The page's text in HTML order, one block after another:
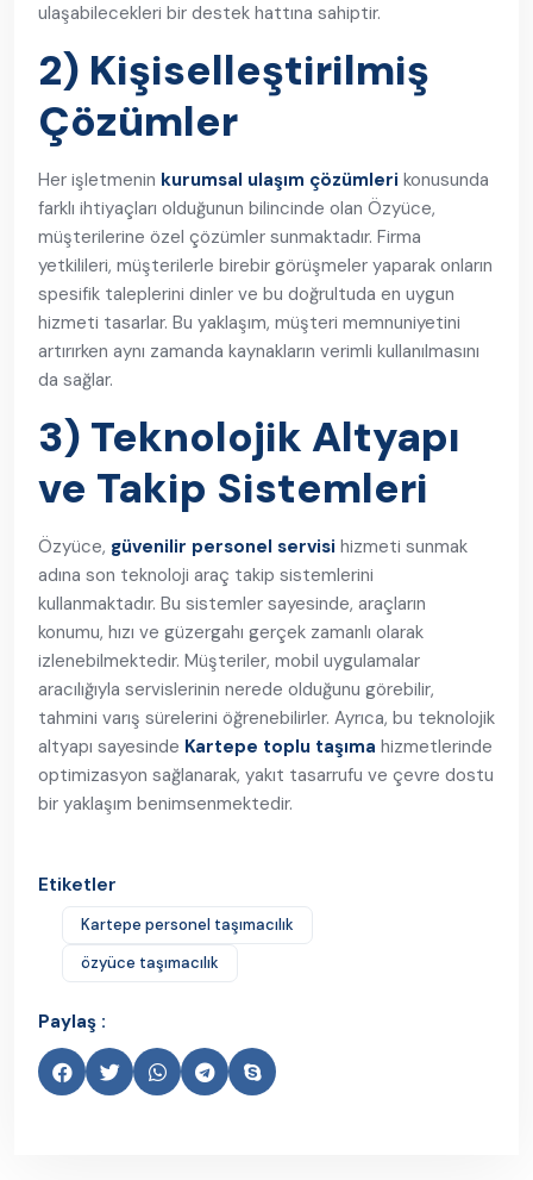
ulaşabilecekleri bir destek hattına sahiptir.
2) Kişiselleştirilmiş
Çözümler
Her işletmenin kurumsal ulaşım çözümleri konusunda
farklı ihtiyaçları olduğunun bilincinde olan Özyüce,
müşterilerine özel çözümler sunmaktadır. Firma
yetkilileri, müşterilerle birebir görüşmeler yaparak onların
spesifik taleplerini dinler ve bu doğrultuda en uygun
hizmeti tasarlar. Bu yaklaşım, müşteri memnuniyetini
artırırken aynı zamanda kaynakların verimli kullanılmasını
da sağlar.
3) Teknolojik Altyapı
ve Takip Sistemleri
Özyüce, güvenilir personel servisi hizmeti sunmak
adına son teknoloji araç takip sistemlerini
kullanmaktadır. Bu sistemler sayesinde, araçların
konumu, hızı ve güzergahı gerçek zamanlı olarak
izlenebilmektedir. Müşteriler, mobil uygulamalar
aracılığıyla servislerinin nerede olduğunu görebilir,
tahmini varış sürelerini öğrenebilirler. Ayrıca, bu teknolojik
altyapı sayesinde Kartepe toplu taşıma hizmetlerinde
optimizasyon sağlanarak, yakıt tasarrufu ve çevre dostu
bir yaklaşım benimsenmektedir.
Etiketler
Kartepe personel taşımacılık
özyüce taşımacılık
Paylaş :